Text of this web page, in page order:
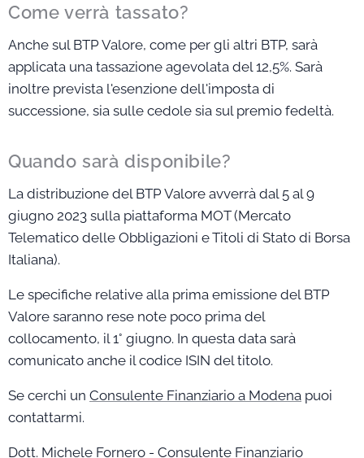
Come verrà tassato?
Anche sul BTP Valore, come per gli altri BTP, sarà
applicata una tassazione agevolata del 12,5%. Sarà
inoltre prevista l'esenzione dell'imposta di
successione, sia sulle cedole sia sul premio fedeltà.
Quando sarà disponibile?
La distribuzione del BTP Valore avverrà dal 5 al 9
giugno 2023 sulla piattaforma MOT (Mercato
Telematico delle Obbligazioni e Titoli di Stato di Borsa
Italiana).
Le specifiche relative alla prima emissione del BTP
Valore saranno rese note poco prima del
collocamento, il 1° giugno. In questa data sarà
comunicato anche il codice ISIN del titolo.
Se cerchi un Consulente Finanziario a Modena puoi
contattarmi.
Dott. Michele Fornero - Consulente Finanziario